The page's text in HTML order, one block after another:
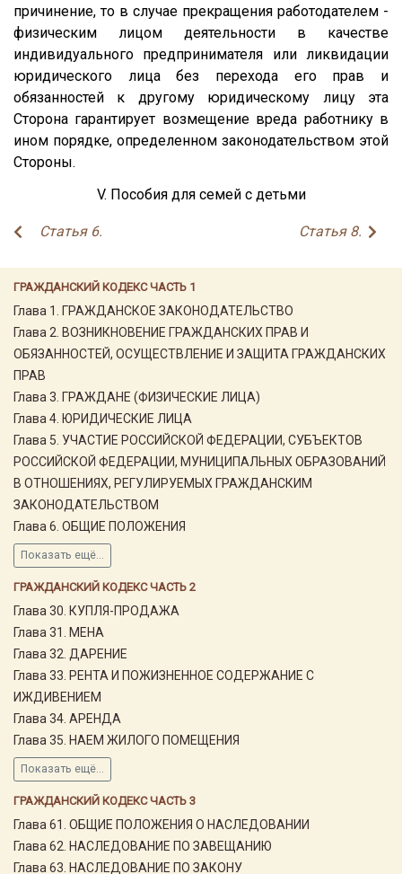
ГРАЖДАНСКИЙ КОДЕКС ЧАСТЬ 1
Глава 1. ГРАЖДАНСКОЕ ЗАКОНОДАТЕЛЬСТВО
Глава 2. ВОЗНИКНОВЕНИЕ ГРАЖДАНСКИХ ПРАВ И
ОБЯЗАННОСТЕЙ, ОСУЩЕСТВЛЕНИЕ И ЗАЩИТА ГРАЖДАНСКИХ
ПРАВ
Глава 3. ГРАЖДАНЕ (ФИЗИЧЕСКИЕ ЛИЦА)
Глава 4. ЮРИДИЧЕСКИЕ ЛИЦА
Глава 5. УЧАСТИЕ РОССИЙСКОЙ ФЕДЕРАЦИИ, СУБЪЕКТОВ
РОССИЙСКОЙ ФЕДЕРАЦИИ, МУНИЦИПАЛЬНЫХ ОБРАЗОВАНИЙ
В ОТНОШЕНИЯХ, РЕГУЛИРУЕМЫХ ГРАЖДАНСКИМ
ЗАКОНОДАТЕЛЬСТВОМ
Глава 6. ОБЩИЕ ПОЛОЖЕНИЯ
Показать ещё...
ГРАЖДАНСКИЙ КОДЕКС ЧАСТЬ 2
Глава 30. КУПЛЯ-ПРОДАЖА
Глава 31. МЕНА
Глава 32. ДАРЕНИЕ
Глава 33. РЕНТА И ПОЖИЗНЕННОЕ СОДЕРЖАНИЕ С
ИЖДИВЕНИЕМ
Глава 34. АРЕНДА
Глава 35. НАЕМ ЖИЛОГО ПОМЕЩЕНИЯ
Показать ещё...
ГРАЖДАНСКИЙ КОДЕКС ЧАСТЬ 3
Глава 61. ОБЩИЕ ПОЛОЖЕНИЯ О НАСЛЕДОВАНИИ
Глава 62. НАСЛЕДОВАНИЕ ПО ЗАВЕЩАНИЮ
Глава 63. НАСЛЕДОВАНИЕ ПО ЗАКОНУ
причинение, то в случае прекращения работодателем -
физическим лицом деятельности в качестве
индивидуального предпринимателя или ликвидации
юридического лица без перехода его прав и
обязанностей к другому юридическому лицу эта
Сторона гарантирует возмещение вреда работнику в
ином порядке, определенном законодательством этой
Стороны.
V. Пособия для семей с детьми
Статья 6. Статья 8.